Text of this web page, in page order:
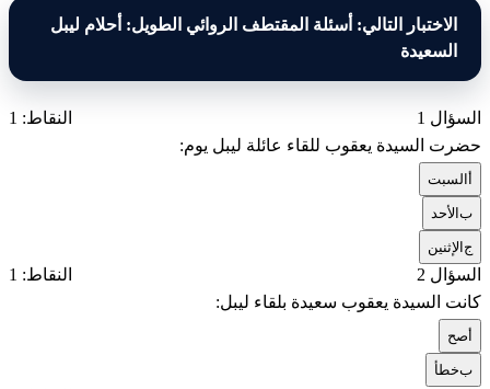
الاختبار التالي: أسئلة المقتطف الروائي الطويل: أحلام ليبل
السعيدة
السؤال 1
النقاط: 1
حضرت السيدة يعقوب للقاء عائلة ليبل يوم:
السبت
بالأحد
جالإثنين
السؤال 2
النقاط: 1
كانت السيدة يعقوب سعيدة بلقاء ليبل:
صح
بخطأ